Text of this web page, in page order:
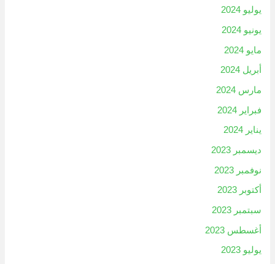
يوليو 2024
يونيو 2024
مايو 2024
أبريل 2024
مارس 2024
فبراير 2024
يناير 2024
ديسمبر 2023
نوفمبر 2023
أكتوبر 2023
سبتمبر 2023
أغسطس 2023
يوليو 2023